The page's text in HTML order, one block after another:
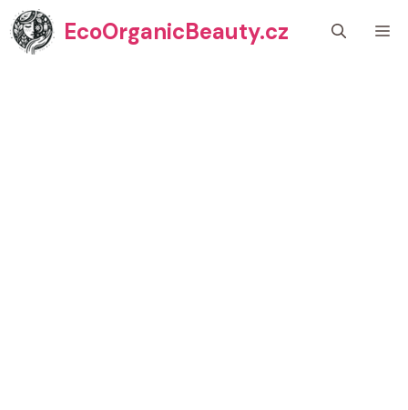
Přeskočit
na
obsah
EcoOrganicBeauty.cz